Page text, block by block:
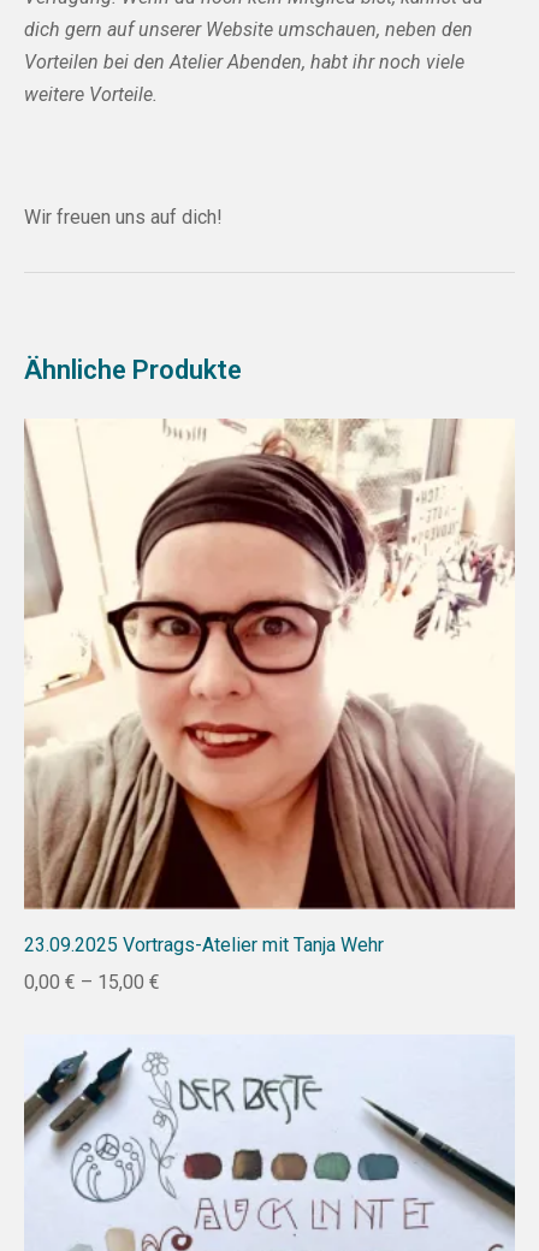
dich gern auf unserer Website umschauen, neben den
Vorteilen bei den Atelier Abenden, habt ihr noch viele
weitere Vorteile.
Wir freuen uns auf dich!
Ähnliche Produkte
23.09.2025 Vortrags-Atelier mit Tanja Wehr
0,00 € – 15,00 €